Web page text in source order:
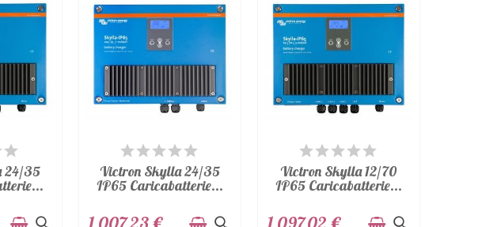
24/35
DISPONIBILE
Victron Skylla 24/35
IP65 Caricabatterie...
DISPONIBILE
Victron Skylla 12/70
IP65 Caricabatterie...